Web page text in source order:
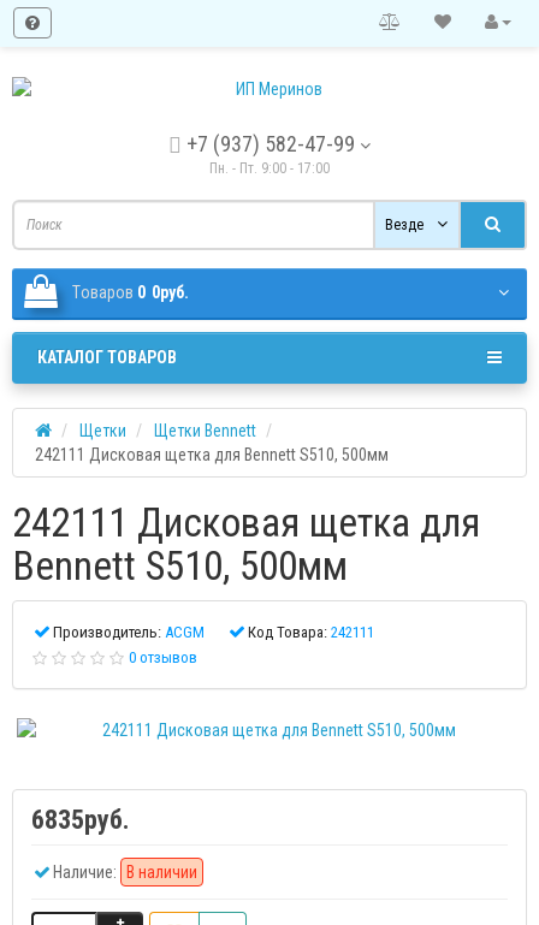
+7 (937) 582-47-99
Пн. - Пт. 9:00 - 17:00
Везде
Tоваров 0 0руб.
КАТАЛОГ ТОВАРОВ
Щетки
Щетки Bennett
242111 Дисковая щетка для Bennett S510, 500мм
242111 Дисковая щетка для
Bennett S510, 500мм
Производитель: ACGM Код Товара: 242111
0 отзывов
6835руб.
Наличие: В наличии